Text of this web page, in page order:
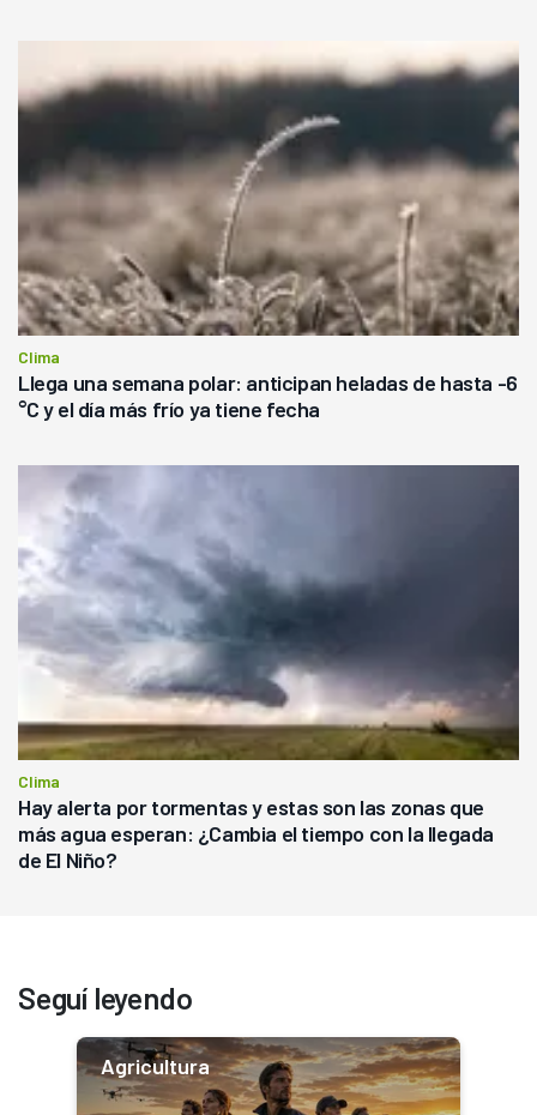
Clima
Llega una semana polar: anticipan heladas de hasta -6
°C y el día más frío ya tiene fecha
Clima
Hay alerta por tormentas y estas son las zonas que
más agua esperan: ¿Cambia el tiempo con la llegada
de El Niño?
Seguí leyendo
Agricultura